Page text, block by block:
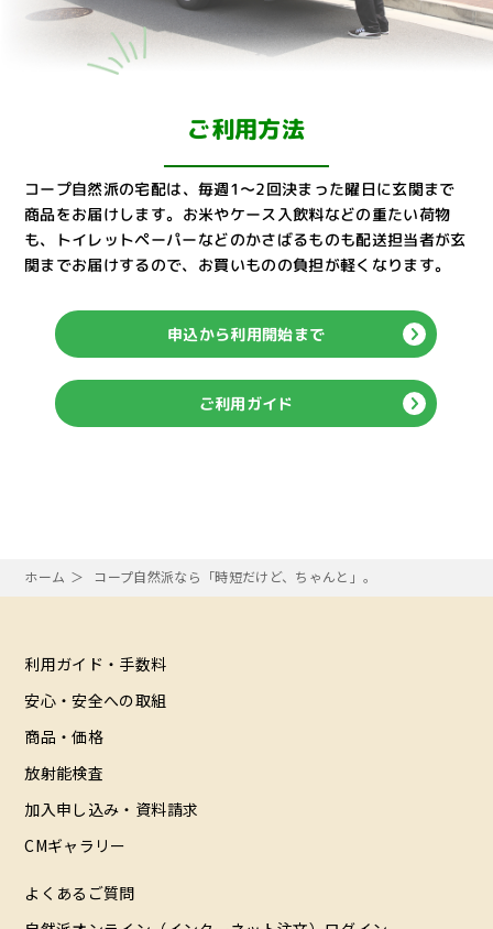
ご利用方法
コープ自然派の宅配は、毎週1～2回決まった曜日に玄関まで
商品をお届けします。 お米やケース入飲料などの重たい荷物
も、トイレットペーパーなどのかさばるものも配送担当者が玄
関までお届けするので、お買いものの負担が軽くなります。
申込から利用開始まで
ご利用ガイド
ホーム コープ自然派なら「時短だけど、ちゃんと」。
利用ガイド・手数料
安心・安全への取組
商品・価格
放射能検査
加入申し込み・資料請求
CMギャラリー
よくあるご質問